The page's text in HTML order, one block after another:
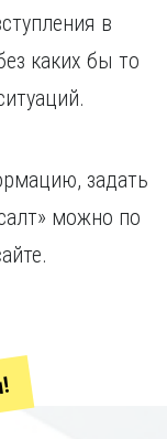
в
каких бы то
задать
можно по